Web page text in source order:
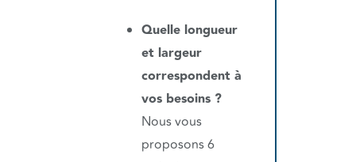
Quelle longueur
et largeur
correspondent à
vos besoins ?
Nous vous
proposons 6